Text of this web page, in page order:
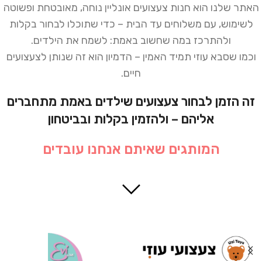
האתר שלנו הוא חנות צעצועים אונליין נוחה, מאובטחת ופשוטה
לשימוש, עם משלוחים עד הבית – כדי שתוכלו לבחור בקלות
ולהתרכז במה שחשוב באמת: לשמח את הילדים.
וכמו שסבא עוזי תמיד האמין – הדמיון הוא זה שנותן לצעצועים
חיים.
זה הזמן לבחור צעצועים שילדים באמת מתחברים
אליהם – ולהזמין בקלות ובביטחון
המותגים שאיתם אנחנו עובדים